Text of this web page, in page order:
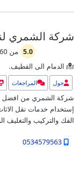
شركة الشمري
5.0 من 60
الدمام الى القطيف.
حول المراجعات
شركة الشمري من افضل
إستخدام خدمات نقل
الفك والتركيب والتغليف
0534579563